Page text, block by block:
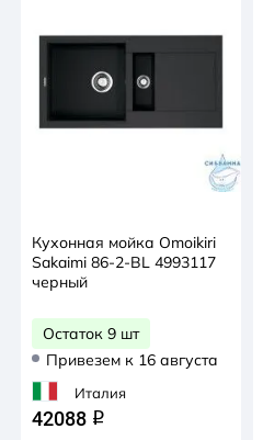
Кухонная мойка Omoikiri
Sakaimi 86-2-BL 4993117
черный
Остаток 9 шт
Привезем к 16 августа
Италия
42088 q